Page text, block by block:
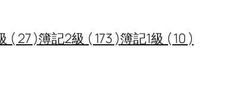
( 27 )簿記2級 ( 173 )簿記1級 ( 10 )